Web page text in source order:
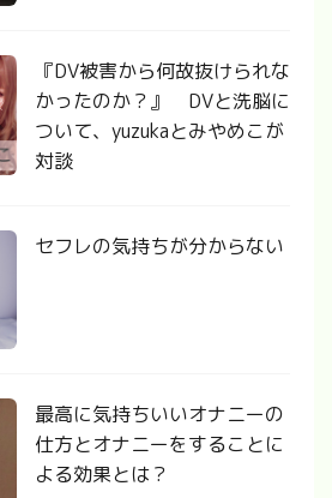
『DV被害から何故抜けられな
かったのか？』 DVと洗脳に
ついて、yuzukaとみやめこが
対談
セフレの気持ちが分からない
最高に気持ちいいオナニーの
仕方とオナニーをすることに
よる効果とは？